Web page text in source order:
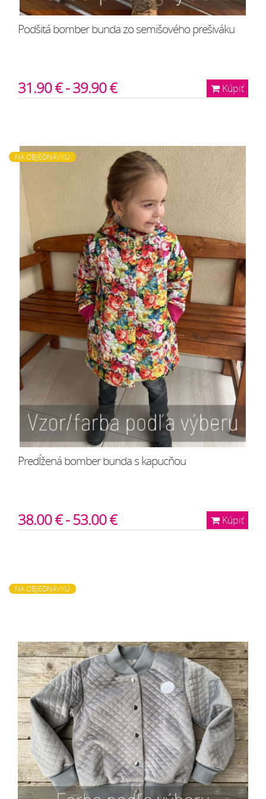
Podšitá bomber bunda zo semišového prešiváku
Kúpiť
31.90 € - 39.90 €
NA OBJEDNÁVKU
Predĺžená bomber bunda s kapucňou
Kúpiť
38.00 € - 53.00 €
NA OBJEDNÁVKU